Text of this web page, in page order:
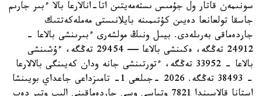
سونىمەن قاتار ول جۇمىس ىستەمەيتىن اتا-انالارعا بالا ءبىر جارىم
جاسقا تولعانعا دەيىن كۇتىمىنە بايلانىستى مەملەكەتتىك
جاردەماقى بەرىلەدى. بيىل ونىڭ مولشەرى ءبىرىنشى بالاعا -
24912 تەڭگە، ەكىنشى بالاعا — 29454 تەڭگە، ءۇشىنشى
بالاعا - 33952 تەڭگە، ءتورتىنشى جانە ودان كەيىنگى بالالارعا
- 38493 تەڭگە. 2026 -جىلعى 1- تامىزداعى جاعداي بويىنشا